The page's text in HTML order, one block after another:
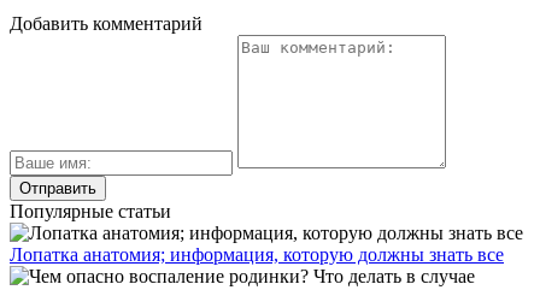
Добавить комментарий
Популярные статьи
Лопатка анатомия; информация, которую должны знать все